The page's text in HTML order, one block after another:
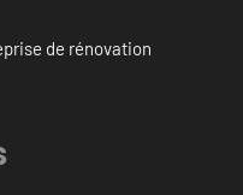
de rénovation